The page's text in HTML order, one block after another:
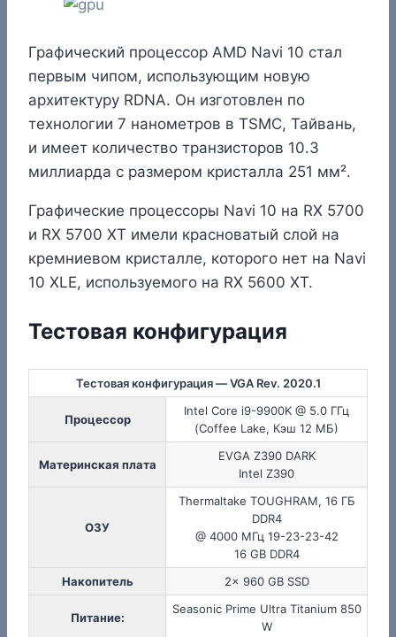
Графический процессор AMD Navi 10 стал
первым чипом, использующим новую
архитектуру RDNA. Он изготовлен по
технологии 7 нанометров в TSMC, Тайвань,
и имеет количество транзисторов 10.3
миллиарда с размером кристалла 251 мм².
Графические процессоры Navi 10 на RX 5700
и RX 5700 XT имели красноватый слой на
кремниевом кристалле, которого нет на Navi
10 XLE, используемого на RX 5600 XT.
Тестовая конфигурация
Тестовая конфигурация — VGA Rev. 2020.1
Процессор
Intel Core i9-9900K @ 5.0 ГГц
(Coffee Lake, Кэш 12 МБ)
Материнская плата
EVGA Z390 DARK
Intel Z390
ОЗУ
Thermaltake TOUGHRAM, 16 ГБ
DDR4
@ 4000 МГц 19-23-23-42
16 GB DDR4
Накопитель
2x 960 GB SSD
Питание:
Seasonic Prime Ultra Titanium 850
W